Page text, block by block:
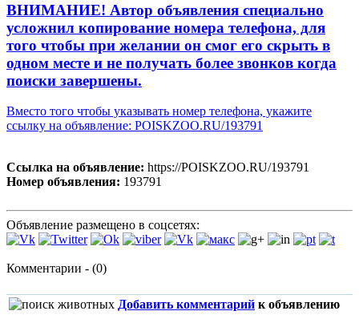
ВНИМАНИЕ! Автор объявления специально
усложнил копирование номера телефона, для
того чтобы при желании он смог его скрыть в
одном месте и не получать более звонков когда
поиски завершены.
Вместо того чтобы указывать номер телефона, укажите
ссылку на объявление: POISKZOO.RU/193791
Ссылка на объявление: https://POISKZOO.RU/193791
Номер объявления: 193791
Объявление размещено в соцсетях:
Комментарии - (0)
Добавить комментарий к объявлению